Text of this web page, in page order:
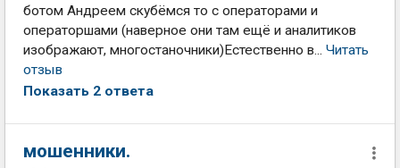
ботом Андреем скубёмся то с операторами и
операторшами (наверное они там ещё и аналитиков
изображают, многостаночники)Естественно в... Читать
отзыв
Показать 2 ответа
мошенники.